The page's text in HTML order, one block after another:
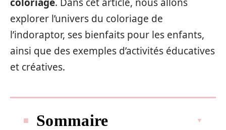
explorer l’univers du coloriage de
l’indoraptor, ses bienfaits pour les enfants,
ainsi que des exemples d’activités éducatives
et créatives.
Sommaire